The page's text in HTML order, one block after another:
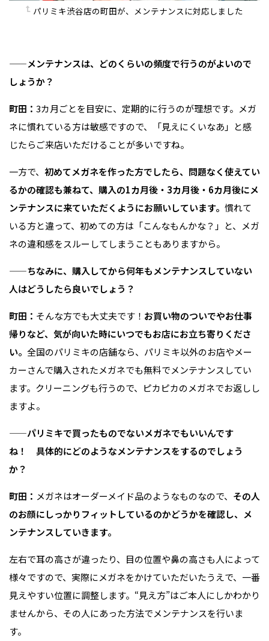
パリミキ渋谷店の町田が、メンテナンスに対応しました
——メンテナンスは、どのくらいの頻度で行うのがよいので
しょうか？
町田： 3カ月ごとを目安に、定期的に行うのが理想です。メガ
ネに慣れている方は敏感ですので、「見えにくいなあ」と感
じたらご来店いただけることが多いですね。
一方で、 初めてメガネを作った方でしたら、問題なく使えてい
るかの確認も兼ねて、購入の1カ月後・3カ月後・6カ月後にメ
ンテナンスに来ていただくようにお願いしています。 慣れて
いる方と違って、初めての方は「こんなもんかな？」と、メガ
ネの違和感をスルーしてしまうこともありますから。
——ちなみに、購入してから何年もメンテナンスしていない
人はどうしたら良いでしょう？
町田： そんな方でも大丈夫です！ お買い物のついでやお仕事
帰りなど、気が向いた時にいつでもお店にお立ち寄りくださ
い。 全国のパリミキの店舗なら、パリミキ以外のお店やメー
カーさんで購入されたメガネでも無料でメンテナンスしてい
ます。クリーニングも行うので、ピカピカのメガネでお返しし
ますよ。
——パリミキで買ったものでないメガネでもいいんです
ね！ 具体的にどのようなメンテナンスをするのでしょう
か？
町田： メガネはオーダーメイド品のようなものなので、 その人
のお顔にしっかりフィットしているのかどうかを確認し、メ
ンテナンスしていきます。
左右で耳の高さが違ったり、目の位置や鼻の高さも人によって
様々ですので、実際にメガネをかけていただいたうえで、一番
見えやすい位置に調整します。“見え方”はご本人にしかわかり
ませんから、その人にあった方法でメンテナンスを行いま
す。